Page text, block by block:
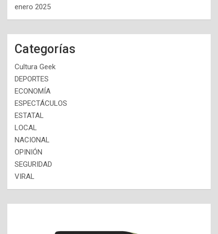
enero 2025
Categorías
Cultura Geek
DEPORTES
ECONOMÍA
ESPECTÁCULOS
ESTATAL
LOCAL
NACIONAL
OPINIÓN
SEGURIDAD
VIRAL